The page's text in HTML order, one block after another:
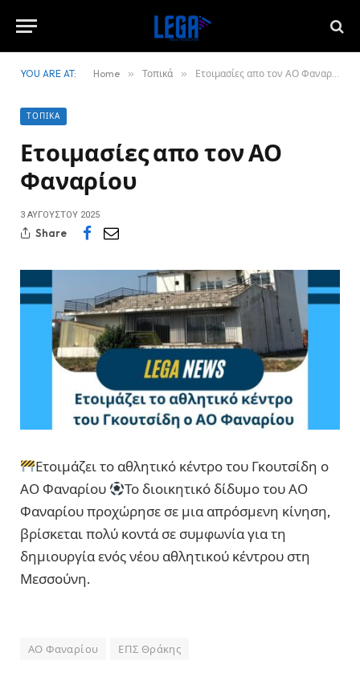
YOU ARE AT: Home » Τοπικά » Ετοιμασίες απο τον ΑΟ Φαναρίου
ΤΟΠΙΚΆ
Ετοιμασίες απο τον ΑΟ
Φαναρίου
3 ΑΥΓΟΎΣΤΟΥ 2025
Share
Ετοιμάζει το αθλητικό κέντρο του Γκουτσίδη ο
ΑΟ Φαναρίου
Το διοικητικό δίδυμο του ΑΟ
Φαναρίου προχώρησε σε μια απρόσμενη κίνηση,
βρίσκεται πολύ κοντά σε συμφωνία για τη
δημιουργία ενός νέου αθλητικού κέντρου στη
Μεσσούνη.
ΑΟ Φαναρίου ΕΠΣ Θράκης